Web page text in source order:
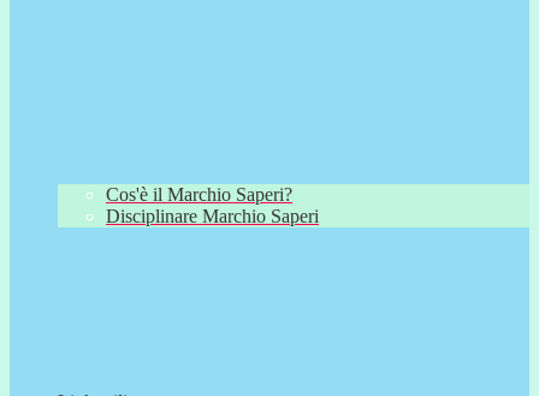
Cos'è il Marchio Saperi?
Disciplinare Marchio Saperi